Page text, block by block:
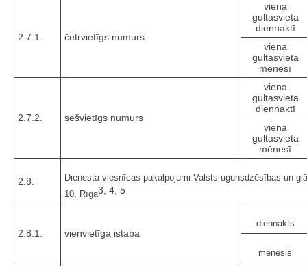
2.7.1. četrvietīgs numurs
viena
gultasvieta
diennaktī
viena
gultasvieta
mēnesī
2.7.2. sešvietīgs numurs
viena
gultasvieta
diennaktī
viena
gultasvieta
mēnesī
2.8.
Dienesta viesnīcas pakalpojumi Valsts ugunsdzēsības un
10, Rīgā3, 4, 5
2.8.1. vienvietīga istaba
diennakts
mēnesis